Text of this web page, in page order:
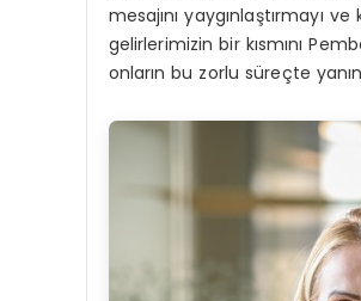
mesajını yaygınlaştırmayı
gelirlerimizin bir kısmını
onların bu zorlu süreçte